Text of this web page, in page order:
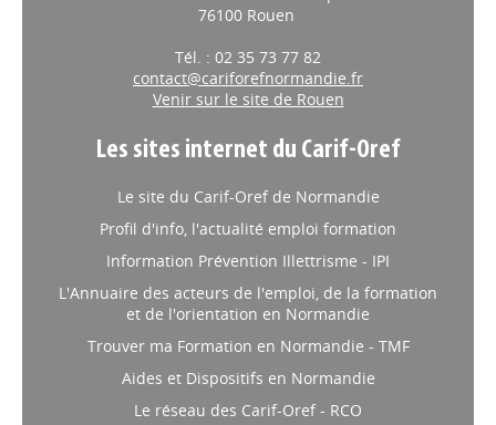
76100 Rouen
Tél. : 02 35 73 77 82
contact@cariforefnormandie.fr
Venir sur le site de Rouen
Les sites internet du Carif-Oref
Le site du Carif-Oref de Normandie
Profil d'info, l'actualité emploi formation
Information Prévention Illettrisme - IPI
L'Annuaire des acteurs de l'emploi, de la formation
et de l'orientation en Normandie
Trouver ma Formation en Normandie - TMF
Aides et Dispositifs en Normandie
Le réseau des Carif-Oref - RCO